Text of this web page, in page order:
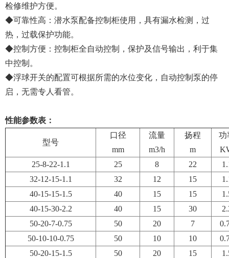
检修维护方便。
◆可靠性高：潜水泵配备控制柜使用，具有漏水检测，过
热，过载保护功能。
◆控制方便：控制柜全自动控制，保护及信号输出，利于集
中控制。
◆浮球开关的配置可根据所需的水位变化，自动控制泵的停
启，无需专人看管。
性能参数表：
型号
口径
mm
流量
m3/h
扬程
m
功
25-8-22-1.1
25 8 22
32-12-15-1.1
32 12 15
40-15-15-1.5
40 15 15
40-15-30-2.2
40 15 30
50-20-7-0.75
50 20 7
50-10-10-0.75
50 10 10
50-20-15-1.5
50 20 15